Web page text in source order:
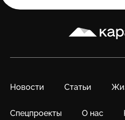
Карачун
Новости Статьи
Спецпроекты О нас